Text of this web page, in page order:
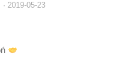
· 2019-05-23